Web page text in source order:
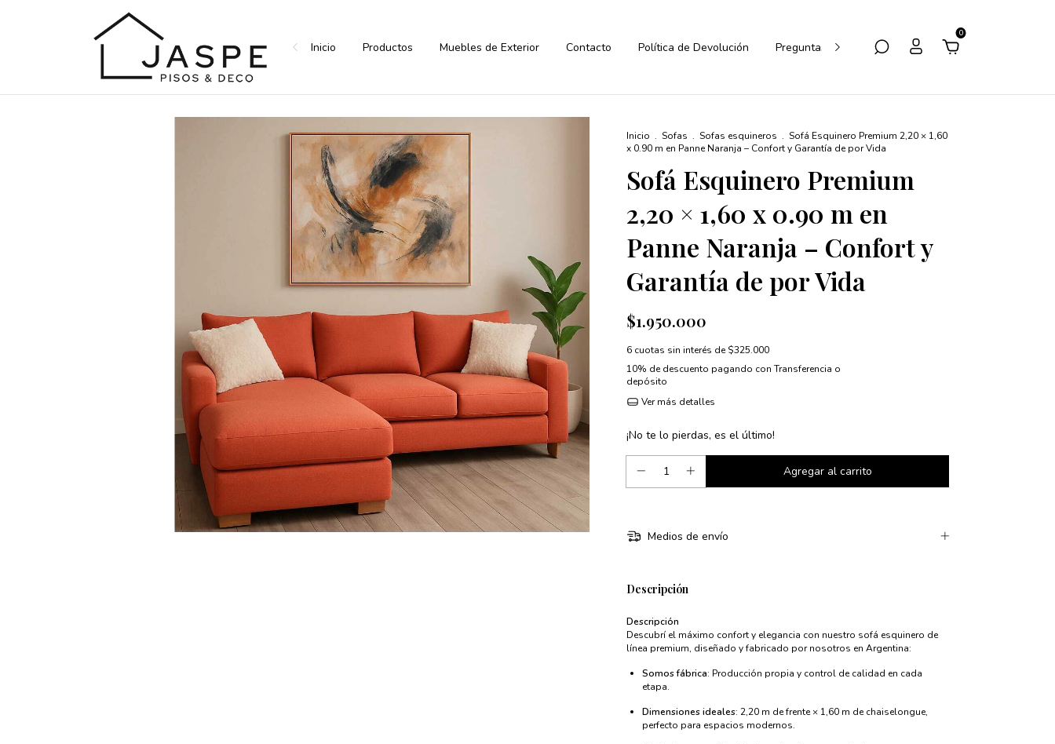
Inicio Productos Muebles de Exterior Contacto Política de Devolución Preguntas Frecuentes Cómo Comprar
0
Inicio . Sofas . Sofas esquineros . Sofá Esquinero Premium 2,20 × 1,60
x 0.90 m en Panne Naranja – Confort y Garantía de por Vida
Sofá Esquinero Premium
2,20 × 1,60 x 0.90 m en
Panne Naranja – Confort y
Garantía de por Vida
$1.950.000
6 cuotas sin interés de$325.000
10% de descuento pagando con Transferencia o
depósito
Ver más detalles
¡No te lo pierdas, es el último!
Medios de envío
Descripción
Descripción
Descubrí el máximo confort y elegancia con nuestro sofá esquinero de
línea premium, diseñado y fabricado por nosotros en Argentina:
Somos fábrica: Producción propia y control de calidad en cada
etapa.
Dimensiones ideales: 2,20 m de frente × 1,60 m de chaiselongue,
perfecto para espacios modernos.